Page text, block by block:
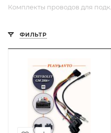
Комплекты проводов для
ФИЛЬТР